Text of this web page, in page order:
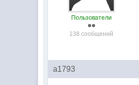
Пользователи
138 сообщений
a1793